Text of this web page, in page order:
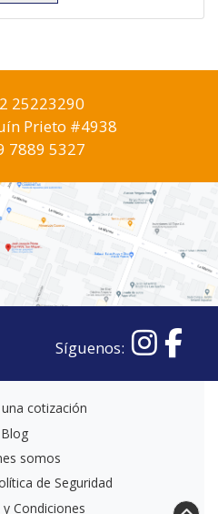
25223290
Prieto #4938
7889 5327
Síguenos:
cotización
cotización
Blog
somos
de Seguridad
Condiciones